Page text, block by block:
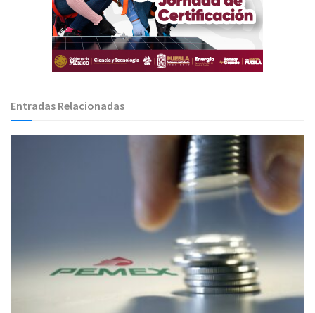
Entradas Relacionadas